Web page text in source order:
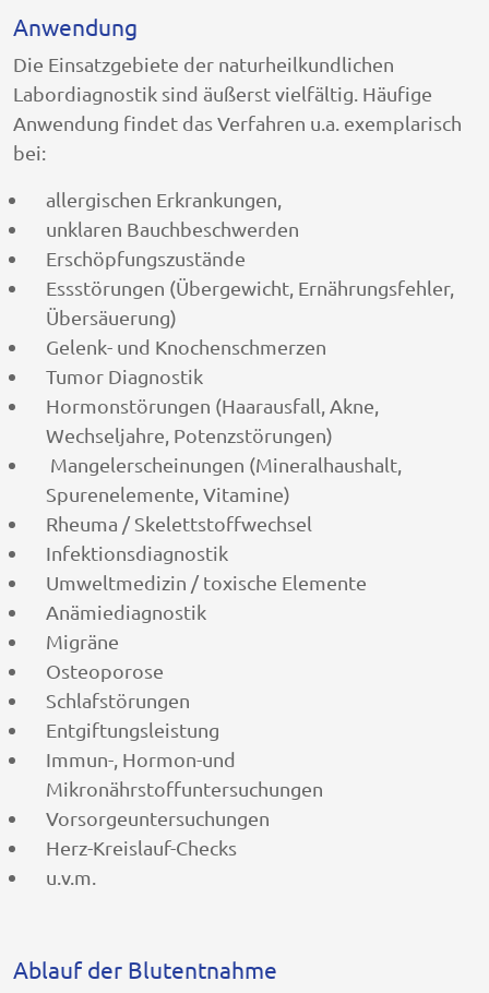
Anwendung
Die Einsatzgebiete der naturheilkundlichen
Labordiagnostik sind äußerst vielfältig. Häufige
Anwendung findet das Verfahren u.a. exemplarisch
bei:
allergischen Erkrankungen,
unklaren Bauchbeschwerden
Erschöpfungszustände
Essstörungen (Übergewicht, Ernährungsfehler,
Übersäuerung)
Gelenk- und Knochenschmerzen
Tumor Diagnostik
Hormonstörungen (Haarausfall, Akne,
Wechseljahre, Potenzstörungen)
Mangelerscheinungen (Mineralhaushalt,
Spurenelemente, Vitamine)
Rheuma / Skelettstoffwechsel
Infektionsdiagnostik
Umweltmedizin / toxische Elemente
Anämiediagnostik
Migräne
Osteoporose
Schlafstörungen
Entgiftungsleistung
Immun-, Hormon-und
Mikronährstoffuntersuchungen
Vorsorgeuntersuchungen
Herz-Kreislauf-Checks
u.v.m.
Ablauf der Blutentnahme